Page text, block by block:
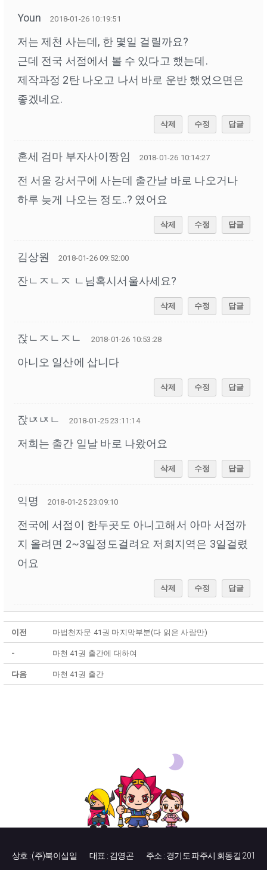
Youn 2018-01-26 10:19:51
저는 제천 사는데, 한 몇일 걸릴까요?
근데 전국 서점에서 볼 수 있다고 했는데.
제작과정 2탄 나오고 나서 바로 운반 했었으면은
좋겠네요.
삭제 수정 답글
혼세 검마 부자사이짱임 2018-01-26 10:14:27
전 서울 강서구에 사는데 출간날 바로 나오거나
하루 늦게 나오는 정도..? 였어요
삭제 수정 답글
김상원 2018-01-26 09:52:00
잔ㄴㅈㄴㅈ ㄴ님혹시서울사세요?
삭제 수정 답글
잕ㄴㅈㄴㅈㄴ 2018-01-26 10:53:28
아니오 일산에 삽니다
삭제 수정 답글
잕ㄵㄵㄴ 2018-01-25 23:11:14
저희는 출간 일날 바로 나왔어요
삭제 수정 답글
익명 2018-01-25 23:09:10
전국에 서점이 한두곳도 아니고해서 아마 서점까
지 올려면 2~3일정도걸려요 저희지역은 3일걸렸
어요
삭제 수정 답글
이전 마법천자문 41권 마지막부분(다 읽은 사람만)
- 마천 41권 출간에 대하여
다음 마천 41권 출간
상호 : (주)북이십일 대표 : 김영곤 주소 : 경기도 파주시 회동길 201